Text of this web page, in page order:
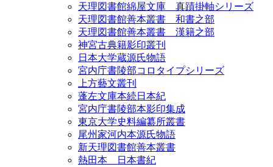
天理図書館綿屋文庫 真蹟掛軸シリーズ
天理図書館善本叢書 和書之部
天理図書館善本叢書 漢籍之部
神宮古典籍影印叢刊
日本大学蔵源氏物語
宮内庁書陵部コロタイプシリーズ
上方藝文叢刊
蓬左文庫本続日本紀
宮内庁書陵部本影印集成
東京大学史料編纂所叢書
尾州家河内本源氏物語
新天理図書館善本叢書
熱田本 日本書紀